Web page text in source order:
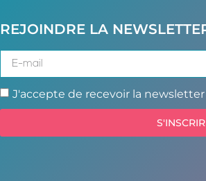
REJOINDRE LA
J'accepte de recevoir la